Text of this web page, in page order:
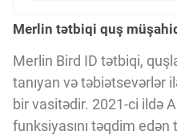
ÇƏRƏZLƏR SİYASƏTİ
İSTIFADƏ ŞƏRTLƏRİ
Merlin tətbiqi quş
Merlin Bird ID tətbiqi,
tanıyan və təbiətsevərlər
bir vasitədir. 2021-ci ildə
funksiyasını təqdim